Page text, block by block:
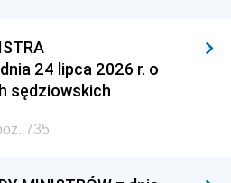
24 lipca 2026 r. o
sędziowskich
735